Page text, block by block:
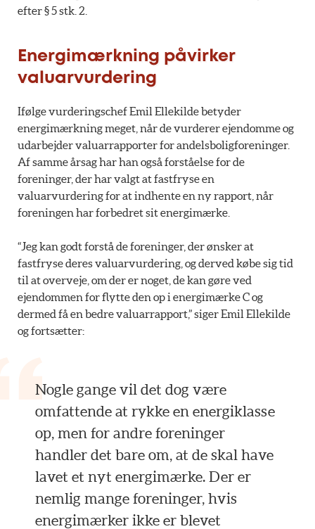
efter § 5 stk. 2.
Energimærkning påvirker
valuarvurdering
Ifølge vurderingschef Emil Ellekilde betyder
energimærkning meget, når de vurderer ejendomme og
udarbejder valuarrapporter for andelsboligforeninger.
Af samme årsag har han også forståelse for de
foreninger, der har valgt at fastfryse en
valuarvurdering for at indhente en ny rapport, når
foreningen har forbedret sit energimærke.
“Jeg kan godt forstå de foreninger, der ønsker at
fastfryse deres valuarvurdering, og derved købe sig tid
til at overveje, om der er noget, de kan gøre ved
ejendommen for flytte den op i energimærke C og
dermed få en bedre valuarrapport,” siger Emil Ellekilde
og fortsætter:
Nogle gange vil det dog være
omfattende at rykke en energiklasse
op, men for andre foreninger
handler det bare om, at de skal have
lavet et nyt energimærke. Der er
nemlig mange foreninger, hvis
energimærker ikke er blevet